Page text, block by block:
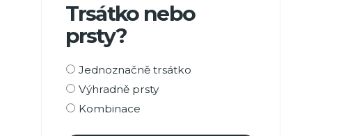
Trsátko nebo
prsty?
Možnosti
výběru
Jednoznačně trsátko
Výhradně prsty
Kombinace